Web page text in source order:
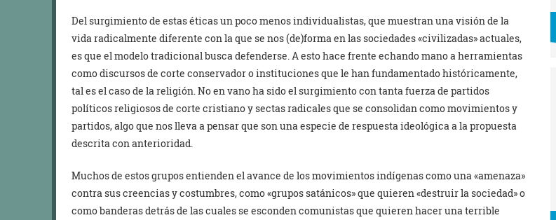
Del surgimiento de estas éticas un poco menos individualistas, que muestran una visión de la
vida radicalmente diferente con la que se nos (de)forma en las sociedades «civilizadas» actuales,
es que el modelo tradicional busca defenderse. A esto hace frente echando mano a herramientas
como discursos de corte conservador o instituciones que le han fundamentado históricamente,
tal es el caso de la religión. No en vano ha sido el surgimiento con tanta fuerza de partidos
políticos religiosos de corte cristiano y sectas radicales que se consolidan como movimientos y
partidos, algo que nos lleva a pensar que son una especie de respuesta ideológica a la propuesta
descrita con anterioridad.
Muchos de estos grupos entienden el avance de los movimientos indígenas como una «amenaza»
contra sus creencias y costumbres, como «grupos satánicos» que quieren «destruir la sociedad» o
como banderas detrás de las cuales se esconden comunistas que quieren hacer una terrible